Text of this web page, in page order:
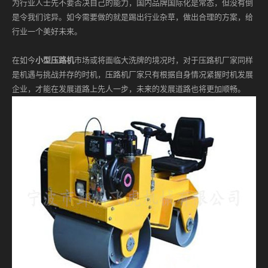
为行业人士先不要否决自己的能力，国内品牌国际化是常态，但没有倒
是令我们诧异。如今需要做的就是踢出行业杂草，做出合理的方案，给
行业一个美好未来。
在如今小型压路机市场或将面临大洗牌的境况时，对于压路机厂家同样
是机遇与挑战并存的时机，压路机厂家只有根据自身情况紧握时机发展
企业，才能在发展道路上先人一步，未来的发展道路也将更加顺畅。